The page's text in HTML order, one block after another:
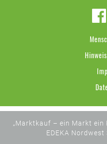
„Marktkauf – ein Markt ein
EDEKA